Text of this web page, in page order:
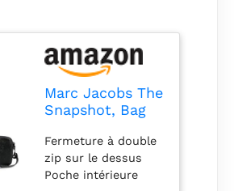
Marc Jacobs The
Snapshot, Bag
Fermeture à double
zip sur le dessus
Poche intérieure